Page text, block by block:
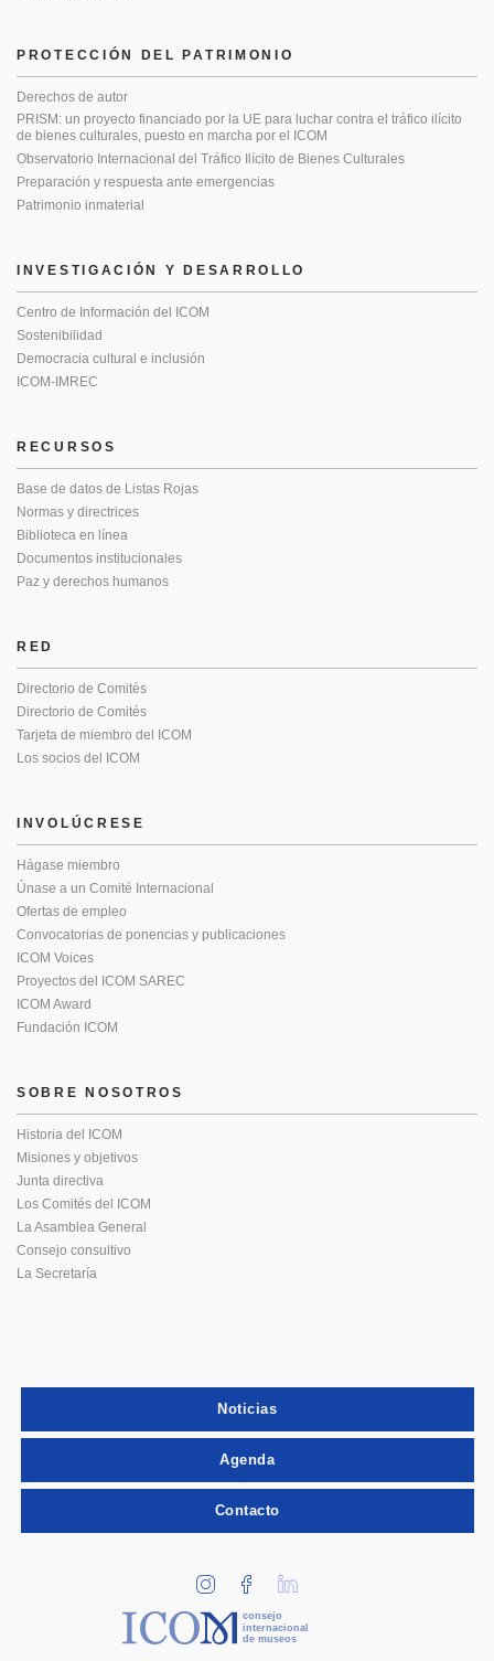
PROTECCIÓN DEL PATRIMONIO
Derechos de autor
PRISM: un proyecto financiado por la UE para luchar contra el tráfico ilícito
de bienes culturales, puesto en marcha por el ICOM
Observatorio Internacional del Tráfico Ilícito de Bienes Culturales
Preparación y respuesta ante emergencias
Patrimonio inmaterial
INVESTIGACIÓN Y DESARROLLO
Centro de Información del ICOM
Sostenibilidad
Democracia cultural e inclusión
ICOM-IMREC
RECURSOS
Base de datos de Listas Rojas
Normas y directrices
Biblioteca en línea
Documentos institucionales
Paz y derechos humanos
RED
Directorio de Comités
Directorio de Comités
Tarjeta de miembro del ICOM
Los socios del ICOM
INVOLÚCRESE
Hágase miembro
Únase a un Comité Internacional
Ofertas de empleo
Convocatorias de ponencias y publicaciones
ICOM Voices
Proyectos del ICOM SAREC
ICOM Award
Fundación ICOM
SOBRE NOSOTROS
Historia del ICOM
Misiones y objetivos
Junta directiva
Los Comités del ICOM
La Asamblea General
Consejo consultivo
La Secretaría
Noticias
Agenda
Contacto
consejo
internacional
de museos